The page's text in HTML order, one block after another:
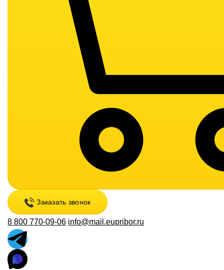
Заказать звонок
8 800 770-09-06 info@mail.eupribor.ru